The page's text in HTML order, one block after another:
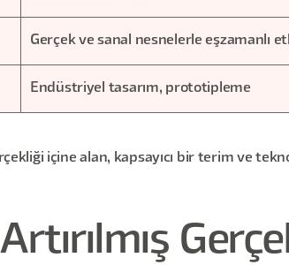
Gerçek ve sanal nesnelerle eşzamanlı
Endüstriyel tasarım, prototipleme
içine alan, kapsayıcı bir terim ve